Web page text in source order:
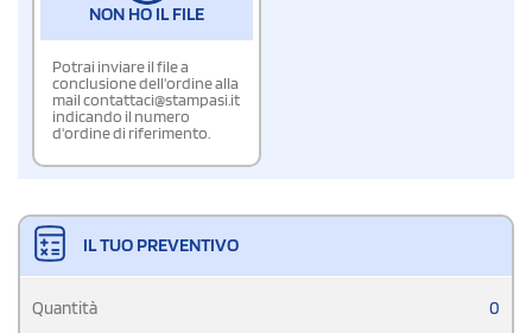
NON HO IL FILE
Potrai inviare il file a
conclusione dell'ordine alla
mail contattaci@stampasi.it
indicando il numero
d'ordine di riferimento.
IL TUO PREVENTIVO
Quantità 0